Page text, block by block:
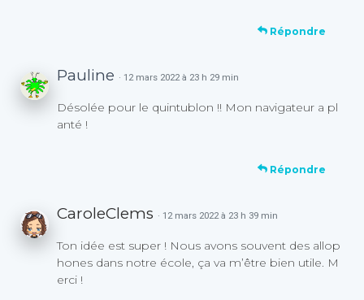
Répondre
Pauline · 12 mars 2022 à 23 h 29 min
Désolée pour le quintublon !! Mon navigateur a pl
anté !
Répondre
CaroleClems · 12 mars 2022 à 23 h 39 min
Ton idée est super ! Nous avons souvent des allop
hones dans notre école, ça va m’être bien utile. M
erci !